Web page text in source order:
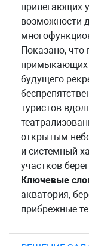
прилегающих
возможности
Показано, что
примыкающих
будущего
туристов
открытым
и системный
участков
Ключевые
акватория,
прибрежные